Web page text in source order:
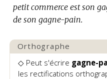
petit commerce est son
de son gagne-pain.
Orthographe
◇ Peut s'écrire gagne-
les rectifications